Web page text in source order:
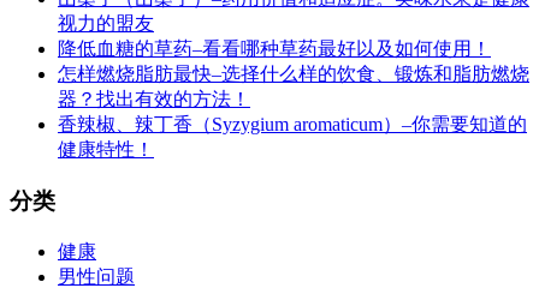
视力的盟友
降低血糖的草药–看看哪种草药最好以及如何使用！
怎样燃烧脂肪最快–选择什么样的饮食、锻炼和脂肪燃烧
器？找出有效的方法！
香辣椒、辣丁香（Syzygium aromaticum）–你需要知道的
健康特性！
分类
健康
男性问题